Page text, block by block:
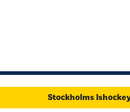
Stockholms